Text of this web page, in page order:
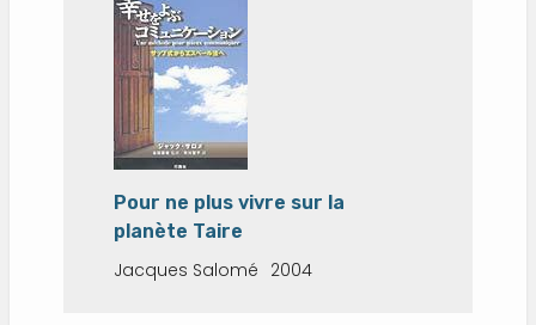
Pour ne plus vivre sur la
planète Taire
Jacques Salomé 2004